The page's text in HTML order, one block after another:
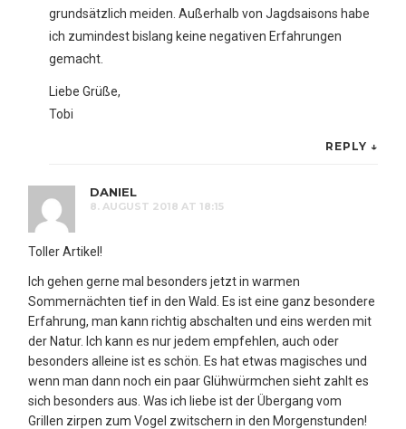
grundsätzlich meiden. Außerhalb von Jagdsaisons habe
ich zumindest bislang keine negativen Erfahrungen
gemacht.
Liebe Grüße,
Tobi
REPLY ↓
DANIEL
8. AUGUST 2018 AT 18:15
Toller Artikel!
Ich gehen gerne mal besonders jetzt in warmen
Sommernächten tief in den Wald. Es ist eine ganz besondere
Erfahrung, man kann richtig abschalten und eins werden mit
der Natur. Ich kann es nur jedem empfehlen, auch oder
besonders alleine ist es schön. Es hat etwas magisches und
wenn man dann noch ein paar Glühwürmchen sieht zahlt es
sich besonders aus. Was ich liebe ist der Übergang vom
Grillen zirpen zum Vogel zwitschern in den Morgenstunden!